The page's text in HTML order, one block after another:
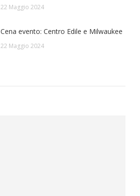
22 Maggio 2024
Cena evento: Centro Edile e Milwaukee
22 Maggio 2024